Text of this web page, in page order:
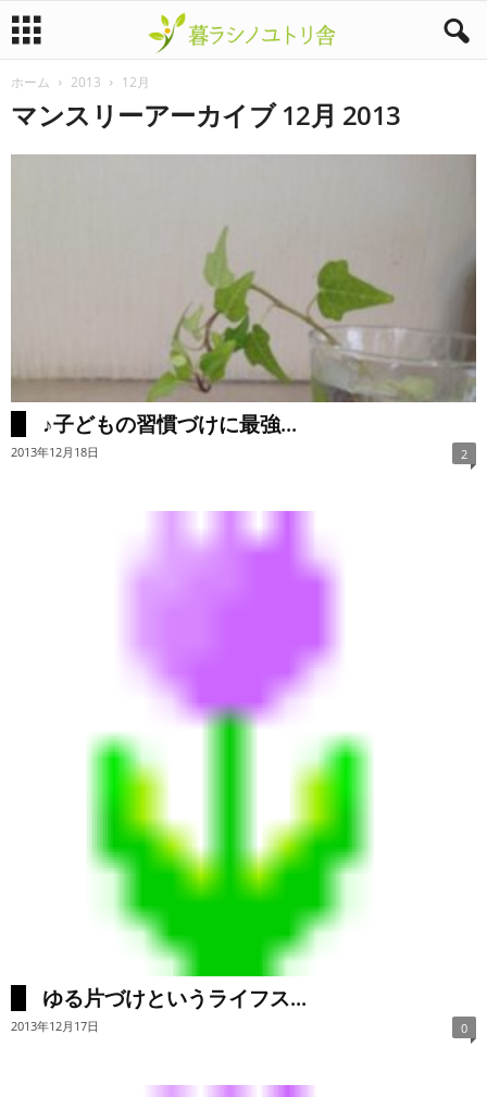
暮
リ
ホーム 2013 12月
マンスリーアーカイブ 12月 2013
♪子どもの習慣づけに最強...
2013年12月18日 2
ゆる片づけというライフス...
2013年12月17日 0